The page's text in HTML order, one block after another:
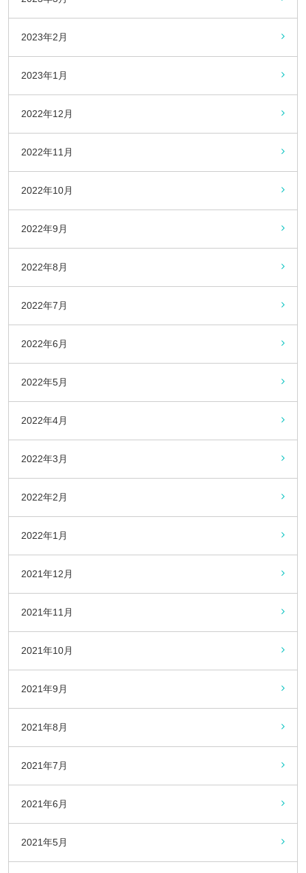
2023年2月
2023年1月
2022年12月
2022年11月
2022年10月
2022年9月
2022年8月
2022年7月
2022年6月
2022年5月
2022年4月
2022年3月
2022年2月
2022年1月
2021年12月
2021年11月
2021年10月
2021年9月
2021年8月
2021年7月
2021年6月
2021年5月